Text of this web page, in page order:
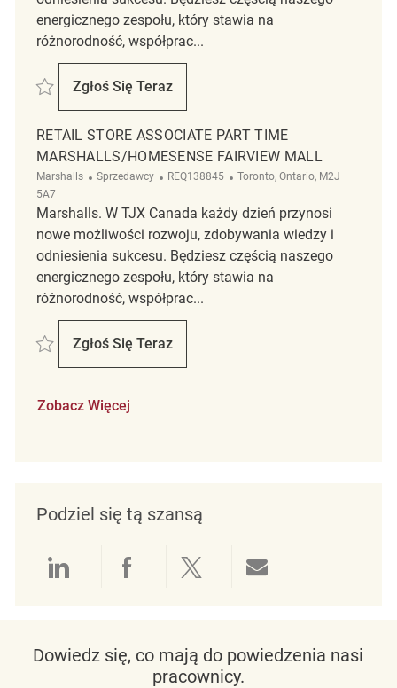
energicznego zespołu, który stawia na
różnorodność, współprac...
Zapisać Retail Store Associate Part Time Homesense- Trinity Commons
Zgłoś Się Teraz
Retail Store Associate Part Time
RETAIL STORE ASSOCIATE PART TIME
MARSHALLS/HOMESENSE FAIRVIEW MALL
Marshalls Kategoria
Sprzedawcy ReqId
REQ138845 Lokalizacja
Toronto, Ontario, M2J
5A7
Marshalls. W TJX Canada każdy dzień przynosi
nowe możliwości rozwoju, zdobywania wiedzy i
odniesienia sukcesu. Będziesz częścią naszego
energicznego zespołu, który stawia na
różnorodność, współprac...
Zapisać Retail Store Associate Part Time Marshalls/Homesense
Zgłoś Się Teraz
Retail Store Associate Part Time
Zobacz Więcej
Podziel się tą szansą
Udostępnianie przez LinkedIn
Udostępnianie przez
Udostępnij przez
Dowiedz się, co mają do powiedzenia nasi
pracownicy.